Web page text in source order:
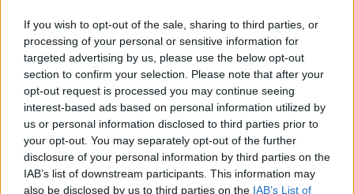
If you wish to opt-out of the sale, sharing to third parties, or
processing of your personal or sensitive information for
targeted advertising by us, please use the below opt-out
section to confirm your selection. Please note that after your
opt-out request is processed you may continue seeing
interest-based ads based on personal information utilized by
us or personal information disclosed to third parties prior to
your opt-out. You may separately opt-out of the further
disclosure of your personal information by third parties on the
IAB’s list of downstream participants. This information may
also be disclosed by us to third parties on the IAB’s List of
Beiträge des Autors ansehen
Klatscht 0
Besucher 0
Vorheriger Artikel
Nächster Artikel